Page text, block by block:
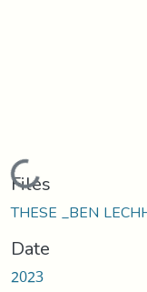
Loading...
Files
THESE _BEN
Date
2023